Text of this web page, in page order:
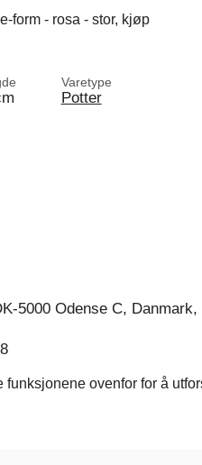
form - rosa - stor, kjøp
Varetype
Potter
5000 Odense C,
ovenfor for å